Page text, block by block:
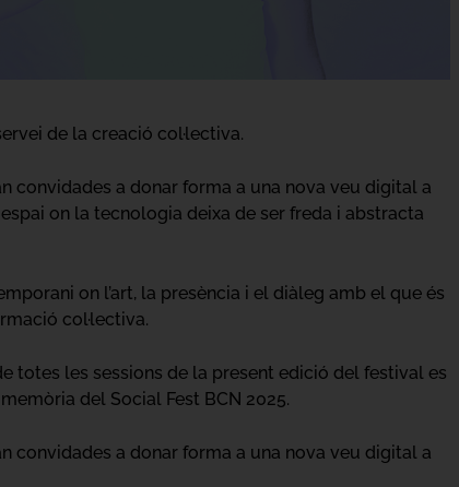
de la creació col·lectiva.
convidades a donar forma a una nova veu digital a
on la tecnologia deixa de ser freda i abstracta
on l’art, la presència i el diàleg amb el que és
col·lectiva.
totes les sessions de la present edició del festival es
del Social Fest BCN 2025.
convidades a donar forma a una nova veu digital a